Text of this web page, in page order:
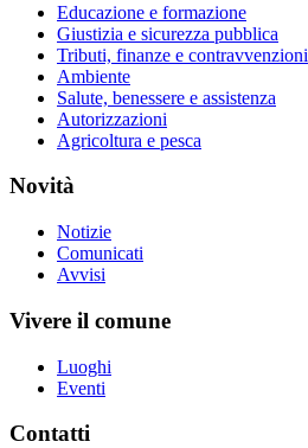
Educazione e formazione
Giustizia e sicurezza pubblica
Tributi, finanze e contravvenzioni
Ambiente
Salute, benessere e assistenza
Autorizzazioni
Agricoltura e pesca
Novità
Notizie
Comunicati
Avvisi
Vivere il comune
Luoghi
Eventi
Contatti